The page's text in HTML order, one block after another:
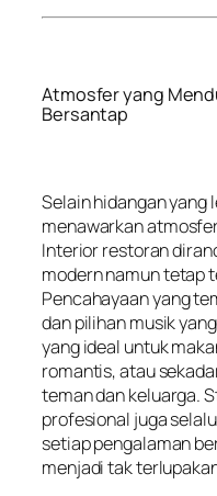
Atmosfer yang
Bersantap
Selain hidangan yang
menawarkan
Interior restoran
modern namun tetap
Pencahayaan yang
dan pilihan musik
yang ideal untuk
romantis, atau
teman dan keluarga.
profesional juga
setiap pengalaman
menjadi tak